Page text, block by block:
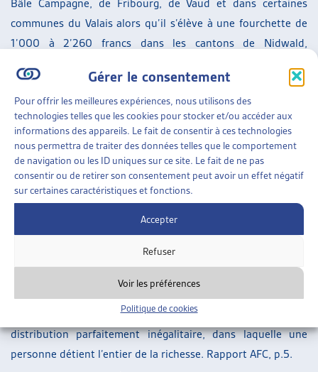
Gérer le consentement
Pour offrir les meilleures expériences, nous utilisons des
technologies telles que les cookies pour stocker et/ou accéder aux
informations des appareils. Le fait de consentir à ces technologies
nous permettra de traiter des données telles que le comportement
de navigation ou les ID uniques sur ce site. Le fait de ne pas
consentir ou de retirer son consentement peut avoir un effet négatif
sur certaines caractéristiques et fonctions.
Accepter
Refuser
Voir les préférences
Politique de cookies
Bâle Campagne, de Fribourg, de Vaud et dans certaines
communes du Valais alors qu’il s’élève à une fourchette de
1’000 à 2’260 francs dans les cantons de Nidwald,
notamment.
[1]
Administration fédérale des contributions AFC :
L’évolution de la richesse en Suisse de 2003 à 2015,
20.08.2019 (consulté le 04.11.2019)
[2]Selon le rapport de l’AFC, p.8s, elle a augmenté de 754
milliards entre 2003 et 2015, en passant de 1’038 milliards
les cantons (Schwyz : +10,53% et Neuchâtel, +2,15%).
étant la distribution parfaitement égalitaire et 1 la
distribution parfaitement inégalitaire, dans laquelle une
personne détient l’entier de la richesse. Rapport AFC, p.5.